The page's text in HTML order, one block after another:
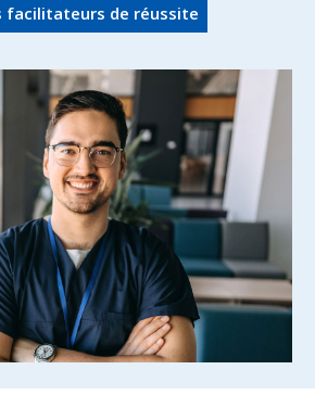
facilitateurs de réussite